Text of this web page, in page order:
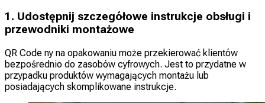
1. Udostępnij szczegółowe instrukcje obsługi i
przewodniki montażowe
QR Code ny na opakowaniu może przekierować klientów
bezpośrednio do zasobów cyfrowych. Jest to przydatne w
przypadku produktów wymagających montażu lub
posiadających skomplikowane instrukcje.